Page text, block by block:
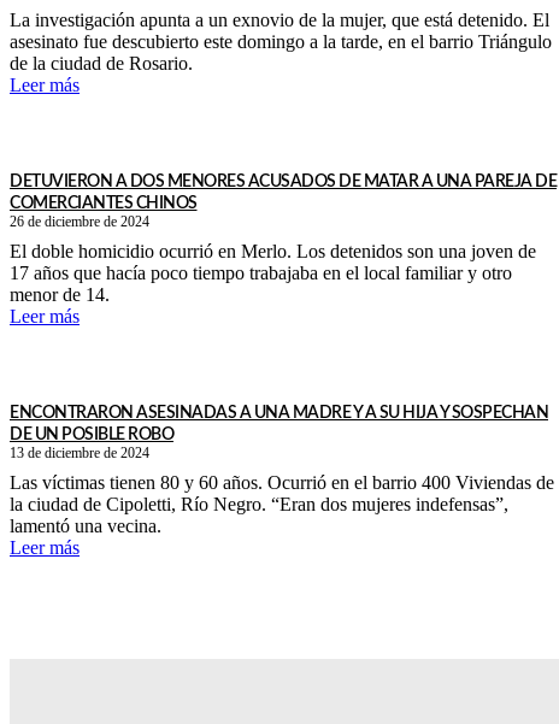
La investigación apunta a un exnovio de la mujer, que está detenido. El
asesinato fue descubierto este domingo a la tarde, en el barrio Triángulo
de la ciudad de Rosario.
Leer más
DETUVIERON A DOS MENORES ACUSADOS DE MATAR A UNA PAREJA DE
COMERCIANTES CHINOS
26 de diciembre de 2024
El doble homicidio ocurrió en Merlo. Los detenidos son una joven de
17 años que hacía poco tiempo trabajaba en el local familiar y otro
menor de 14.
Leer más
ENCONTRARON ASESINADAS A UNA MADRE Y A SU HIJA Y SOSPECHAN
DE UN POSIBLE ROBO
13 de diciembre de 2024
Las víctimas tienen 80 y 60 años. Ocurrió en el barrio 400 Viviendas de
la ciudad de Cipoletti, Río Negro. “Eran dos mujeres indefensas”,
lamentó una vecina.
Leer más